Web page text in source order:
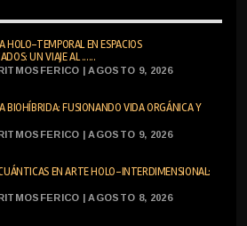
HOLO-TEMPORAL EN ESPACIOS
UN VIAJE AL ......
| AGOSTO 9, 2026
BIOHÍBRIDA: FUSIONANDO VIDA ORGÁNICA Y
| AGOSTO 9, 2026
EN ARTE HOLO-INTERDIMENSIONAL:
| AGOSTO 8, 2026